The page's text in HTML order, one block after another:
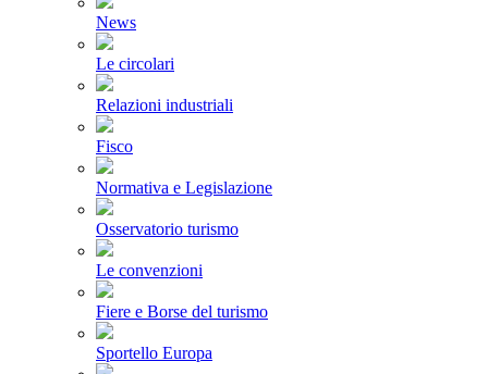
News
Le circolari
Relazioni industriali
Fisco
Normativa e Legislazione
Osservatorio turismo
Le convenzioni
Fiere e Borse del turismo
Sportello Europa